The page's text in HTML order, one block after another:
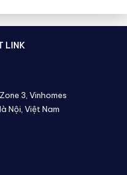
LINK
3, Vinhomes
Nội, Việt Nam